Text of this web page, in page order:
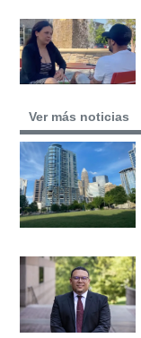
Ver más noticias